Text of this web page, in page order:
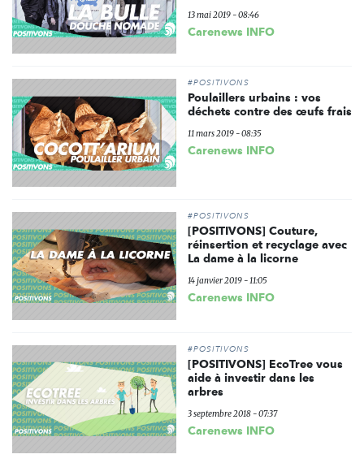
13 mai 2019 - 08:46
Carenews INFO
#POSITIVONS
Poulaillers urbains : vos
déchets contre des œufs frais
11 mars 2019 - 08:35
Carenews INFO
#POSITIVONS
[POSITIVONS] Couture,
réinsertion et recyclage avec
La dame à la licorne
14 janvier 2019 - 11:05
Carenews INFO
#POSITIVONS
[POSITIVONS] EcoTree vous
aide à investir dans les
arbres
3 septembre 2018 - 07:37
Carenews INFO